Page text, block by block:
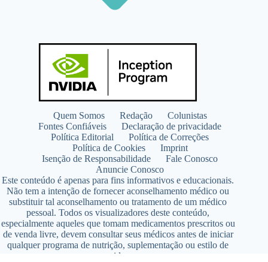
Quem Somos Redação
Colunistas
Fontes Confiáveis
Declaração de privacidade
Política Editorial
Política de Correções
Política de Cookies
Imprint
Isenção de Responsabilidade
Fale Conosco
Anuncie Conosco
Este conteúdo é apenas para fins informativos e educacionais.
Não tem a intenção de fornecer aconselhamento médico ou
substituir tal aconselhamento ou tratamento de um médico
pessoal. Todos os visualizadores deste conteúdo,
especialmente aqueles que tomam medicamentos prescritos ou
de venda livre, devem consultar seus médicos antes de iniciar
qualquer programa de nutrição, suplementação ou estilo de
vida.